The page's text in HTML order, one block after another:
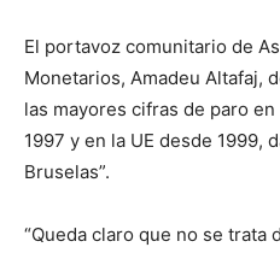
El portavoz comunitario de
Monetarios, Amadeu Altafaj,
las mayores cifras de paro
1997 y en la UE desde 1999,
Bruselas”.
“Queda claro que no se trata